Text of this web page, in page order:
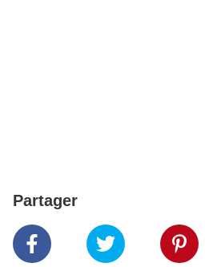
Partager